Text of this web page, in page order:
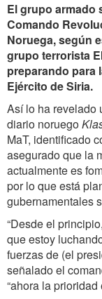
El grupo armado
Comando
Noruega, según
grupo terrorista
preparando para
Ejército de Siria.
Así lo ha revelado
diario noruego
MaT, identificado
asegurado que la
actualmente es
por lo que está
gubernamentales
“Desde el
que estoy
fuerzas de (el
señalado el
“ahora la